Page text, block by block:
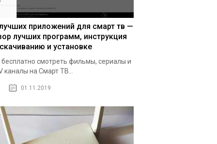
приложений для смарт тв —
лучших программ, инструкция
и установке
бесплатно смотреть фильмы, сериалы и
каналы на Смарт ТВ...
01.11.2019